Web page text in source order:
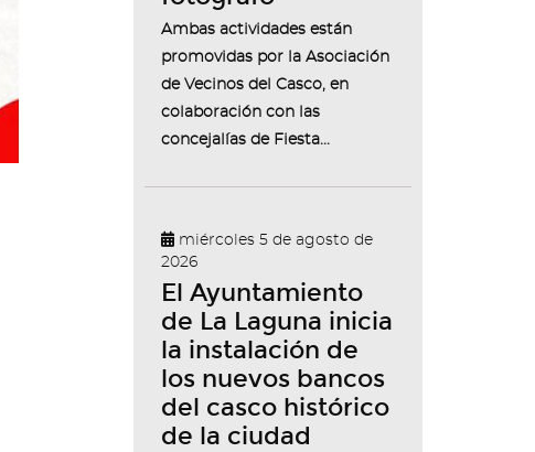
Ambas actividades están
promovidas por la Asociación
de Vecinos del Casco, en
colaboración con las
concejalías de Fiesta...
miércoles 5 de agosto de
2026
El Ayuntamiento
de La Laguna inicia
la instalación de
los nuevos bancos
del casco histórico
de la ciudad